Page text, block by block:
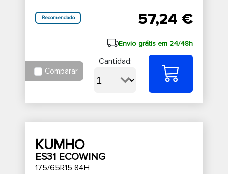
Recomendado 57,24 €
Envio grátis em 24/48h
Comparar
Cantidad:
KUMHO
ES31 ECOWING
175/65R15 84H